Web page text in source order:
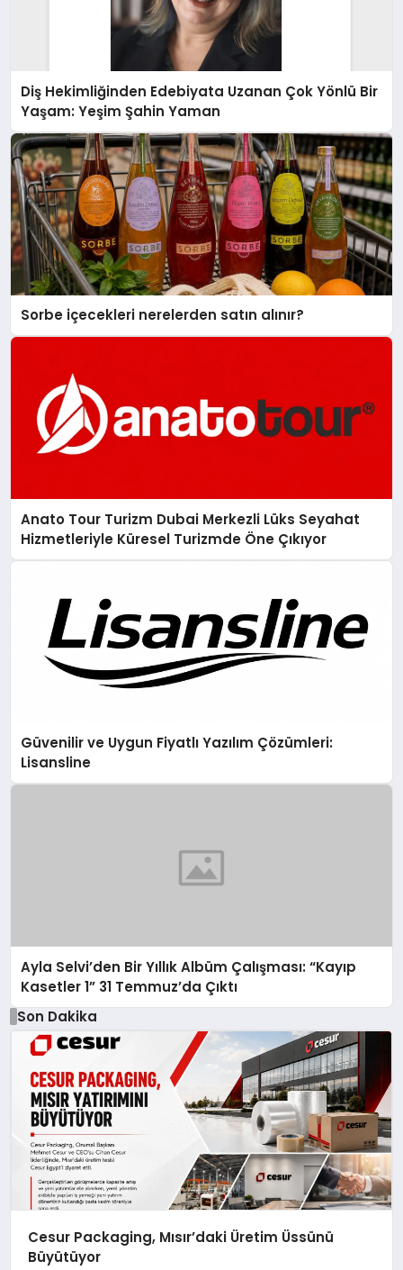
Diş Hekimliğinden Edebiyata Uzanan Çok Yönlü Bir
Yaşam: Yeşim Şahin Yaman
Sorbe içecekleri nerelerden satın alınır?
Anato Tour Turizm Dubai Merkezli Lüks Seyahat
Hizmetleriyle Küresel Turizmde Öne Çıkıyor
Güvenilir ve Uygun Fiyatlı Yazılım Çözümleri:
Lisansline
Ayla Selvi’den Bir Yıllık Albüm Çalışması: “Kayıp
Kasetler 1” 31 Temmuz’da Çıktı
Son Dakika
Cesur Packaging, Mısır’daki Üretim Üssünü
Büyütüyor